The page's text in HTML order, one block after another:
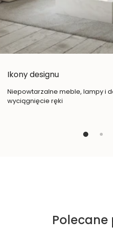
Ikony designu
Niepowtarzalne meble, lampy i
wyciągnięcie ręki